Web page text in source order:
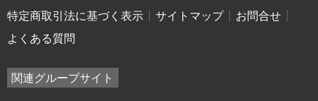
特定商取引法に基づく表示
サイトマップ
お問合せ
よくある質問
関連グループサイト